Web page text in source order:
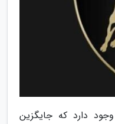
دارد که جایگزین